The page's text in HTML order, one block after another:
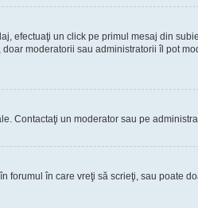
efectuaţi un click pe primul mesaj din
moderatorii sau administratorii îl pot
Contactaţi un moderator sau pe
forumul în care vreţi să scrieţi, sau poate